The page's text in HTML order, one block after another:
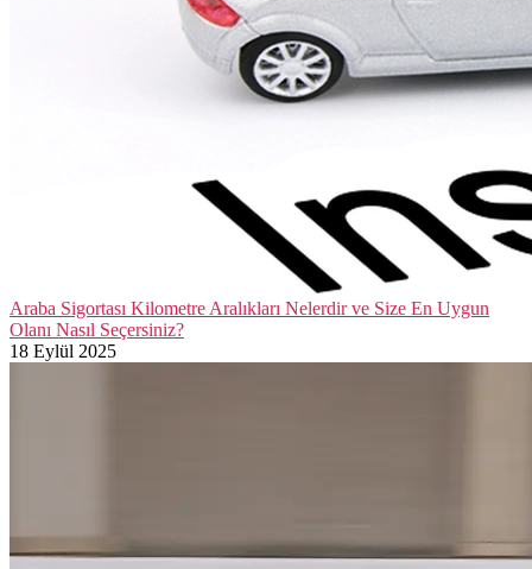
Araba Sigortası Kilometre Aralıkları Nelerdir ve Size En Uygun
Olanı Nasıl Seçersiniz?
18 Eylül 2025